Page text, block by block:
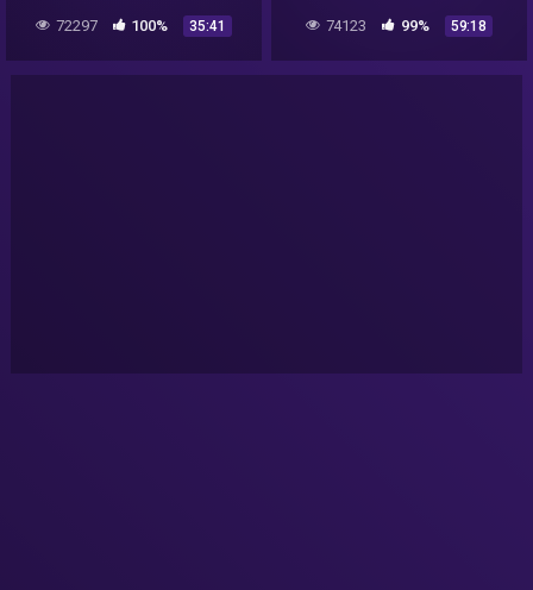
Strefa 51 Dowody Film PL
72297 100% 35:41
Dowody NASA Strefa 51
Ator Film PL
74123 99% 59:18